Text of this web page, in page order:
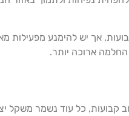
ארוכה יותר.